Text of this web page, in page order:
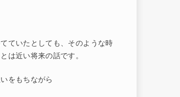
ていたとしても、そのような時
は近い将来の話です。
をもちながら